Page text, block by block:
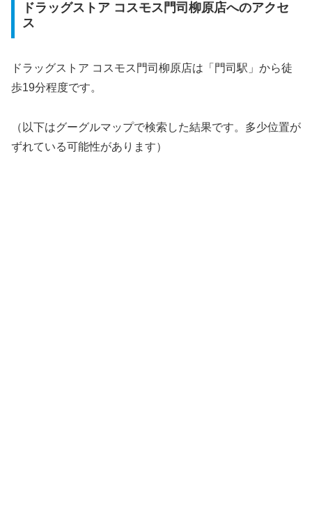
ドラッグストア コスモス門司柳原店へのアクセ
ス
ドラッグストア コスモス門司柳原店は「門司駅」から徒
歩19分程度です。
（以下はグーグルマップで検索した結果です。多少位置が
ずれている可能性があります）